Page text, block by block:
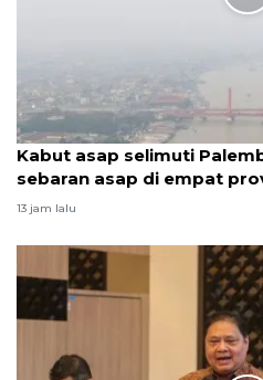
Kabut asap selimuti
sebaran asap di empat
13 jam lalu